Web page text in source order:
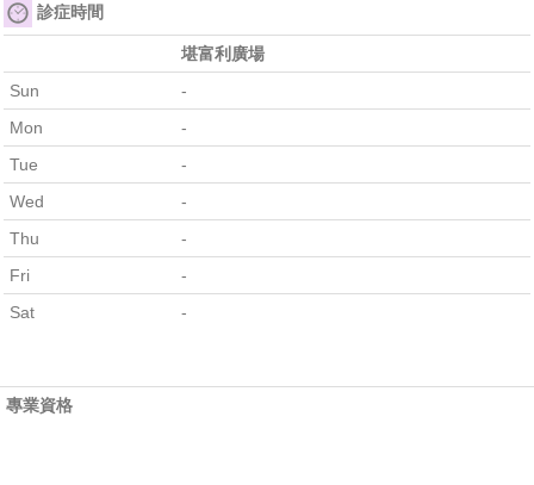
診症時間
堪富利廣場
Sun
-
Mon
-
Tue
-
Wed
-
Thu
-
Fri
-
Sat
-
專業資格